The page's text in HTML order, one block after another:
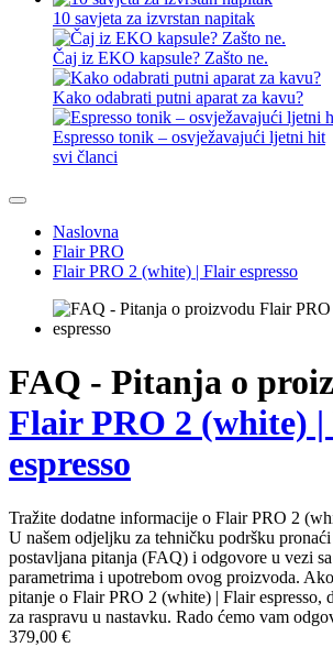
10 savjeta za izvrstan napitak
Čaj iz EKO kapsule? Zašto ne.
Kako odabrati putni aparat za kavu?
Espresso tonik – osvježavajući ljetni hit
svi članci
Naslovna
Flair PRO
Flair PRO 2 (white) | Flair espresso
FAQ - Pitanja o
Flair PRO 2 (white)
espresso
Tražite dodatne informacije o Flair PRO 2
U našem odjeljku za tehničku podršku pronaći
postavljana pitanja (FAQ) i odgovore u vezi
parametrima i upotrebom ovog proizvoda.
pitanje o Flair PRO 2 (white) | Flair espresso,
za raspravu u nastavku. Rado ćemo vam
379,00 €